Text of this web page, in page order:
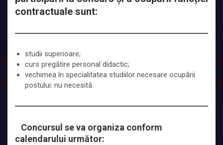
contractuale sunt:
studii superioare;
curs pregătire personal didactic;
vechimea în specialitatea studiilor necesare ocupării
postului: nu necesită.
Concursul se va organiza conform
calendarului următor: